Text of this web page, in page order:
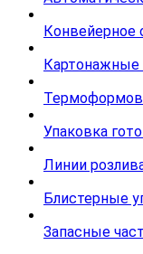
Конвейерное
Упаковка
Линии
Блистерные
Запасные